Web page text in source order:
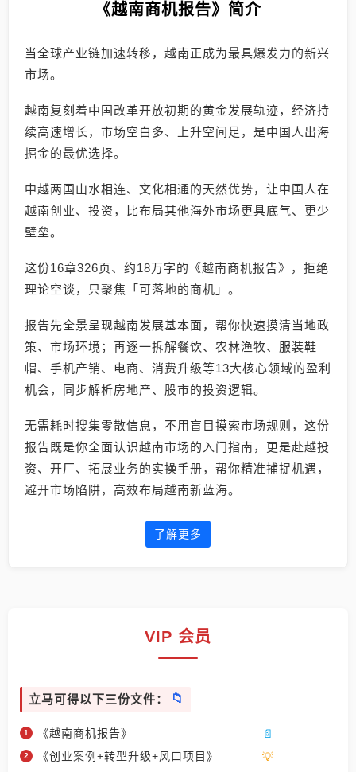
《越南商机报告》简介
当全球产业链加速转移，越南正成为最具爆发力的新兴
市场。
越南复刻着中国改革开放初期的黄金发展轨迹，经济持
续高速增长，市场空白多、上升空间足，是中国人出海
掘金的最优选择。
中越两国山水相连、文化相通的天然优势，让中国人在
越南创业、投资，比布局其他海外市场更具底气、更少
壁垒。
这份16章326页、约18万字的《越南商机报告》，拒绝
理论空谈，只聚焦「可落地的商机」。
报告先全景呈现越南发展基本面，帮你快速摸清当地政
策、市场环境；再逐一拆解餐饮、农林渔牧、服装鞋
帽、手机产销、电商、消费升级等13大核心领域的盈利
机会，同步解析房地产、股市的投资逻辑。
无需耗时搜集零散信息，不用盲目摸索市场规则，这份
报告既是你全面认识越南市场的入门指南，更是赴越投
资、开厂、拓展业务的实操手册，帮你精准捕捉机遇，
避开市场陷阱，高效布局越南新蓝海。
了解更多
VIP 会员
立马可得以下三份文件：
《越南商机报告》
《创业案例+转型升级+风口项目》